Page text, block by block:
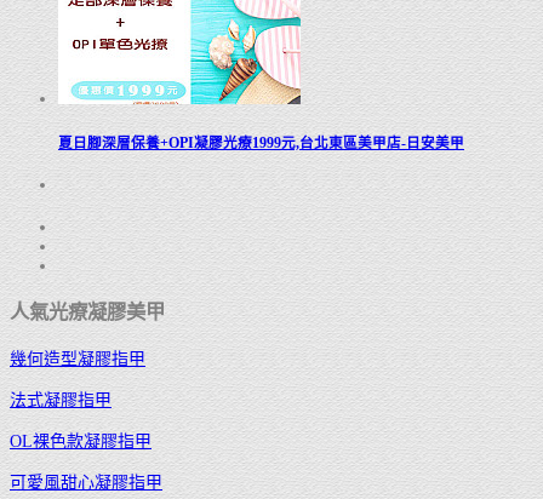
夏日腳深層保養+OPI凝膠光療1999元,台北東區美甲店-日安美甲
人氣光療凝膠美甲
幾何造型凝膠指甲
法式凝膠指甲
OL裸色款凝膠指甲
可愛風甜心凝膠指甲